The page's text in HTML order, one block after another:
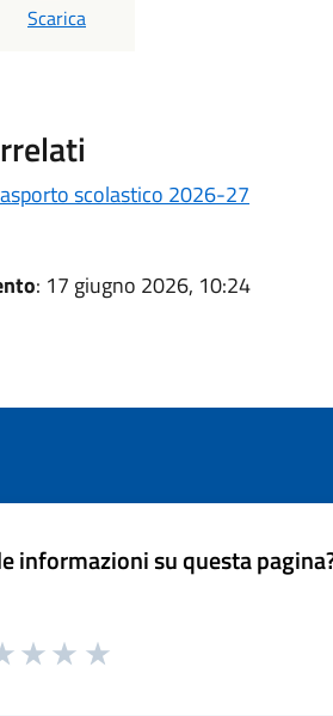
PDF
Scarica
scolastico 2026-27
: 17 giugno 2026, 10:24
informazioni su questa